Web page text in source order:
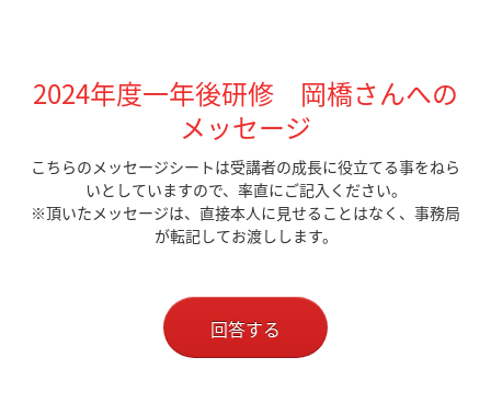
2024年度一年後研修 岡橋さんへの
メッセージ
こちらのメッセージシートは受講者の成長に役立てる事をねら
いとしていますので、率直にご記入ください。
※頂いたメッセージは、直接本人に見せることはなく、事務局
が転記してお渡しします。
回答する